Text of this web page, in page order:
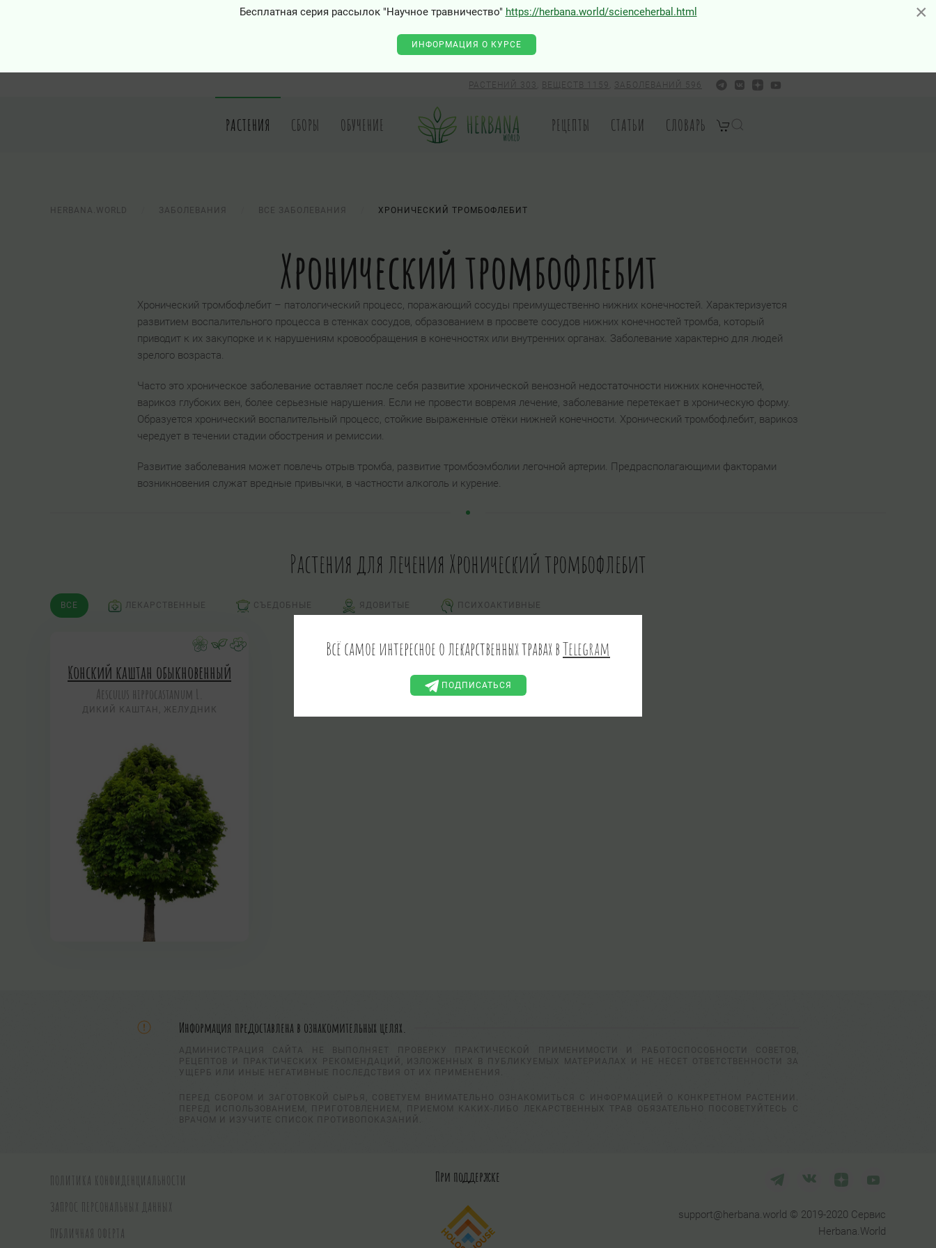
×
Бесплатная серия рассылок "Научное травничество" https://herbana.world/scienceherbal.html
ИНФОРМАЦИЯ О КУРСЕ
РАСТЕНИЙ 303 ВЕЩЕСТВ 1159 ЗАБОЛЕВАНИЙ 596
РАСТЕНИЯ СБОРЫ ОБУЧЕНИЕ РЕЦЕПТЫ СТАТЬИ СЛОВАРЬ
HERBANA.WORLD ЗАБОЛЕВАНИЯ ВСЕ ЗАБОЛЕВАНИЯ ХРОНИЧЕСКИЙ ТРОМБОФЛЕБИТ
Хронический тромбофлебит
Хронический тромбофлебит – патологический процесс, поражающий сосуды преимущественно нижних конечностей. Характеризуется
развитием воспалительного процесса в стенках сосудов, образованием в просвете сосудов нижних конечностей тромба, который
приводит к их закупорке и к нарушениям кровообращения в конечностях или внутренних органах. Заболевание характерно для людей
зрелого возраста.
Часто это хроническое заболевание оставляет после себя развитие хронической венозной недостаточности нижних конечностей,
варикоз глубоких вен, более серьезные нарушения. Если не провести вовремя лечение, заболевание перетекает в хроническую форму.
Образуется хронический воспалительный процесс, стойкие выраженные отёки нижней конечности. Хронический тромбофлебит, варикоз
чередует в течении стадии обострения и ремиссии.
Развитие заболевания может повлечь отрыв тромба, развитие тромбоэмболии легочной артерии. Предрасполагающими факторами
возникновения служат вредные привычки, в частности алкоголь и курение.
Растения для лечения Хронический тромбофлебит
ВСЕ ЛЕКАРСТВЕННЫЕ СЪЕДОБНЫЕ ЯДОВИТЫЕ ПСИХОАКТИВНЫЕ
Конский каштан обыкновенный
Aesculus hippocastanum L.
ДИКИЙ КАШТАН, ЖЕЛУДНИК
Информация предоставлена в ознакомительных целях.
АДМИНИСТРАЦИЯ САЙТА НЕ ВЫПОЛНЯЕТ ПРОВЕРКУ ПРАКТИЧЕСКОЙ ПРИМЕНИМОСТИ И РАБОТОСПОСОБНОСТИ СОВЕТОВ,
РЕЦЕПТОВ И ПРАКТИЧЕСКИХ РЕКОМЕНДАЦИЙ, ИЗЛОЖЕННЫХ В ПУБЛИКУЕМЫХ МАТЕРИАЛАХ И НЕ НЕСЕТ ОТВЕТСТВЕННОСТИ ЗА
УЩЕРБ ИЛИ ИНЫЕ НЕГАТИВНЫЕ ПОСЛЕДСТВИЯ ОТ ИХ ПРИМЕНЕНИЯ.
ПЕРЕД СБОРОМ И ЗАГОТОВКОЙ СЫРЬЯ, СОВЕТУЕМ ВНИМАТЕЛЬНО ОЗНАКОМИТЬСЯ С ИНФОРМАЦИЕЙ О КОНКРЕТНОМ РАСТЕНИИ.
ПЕРЕД ИСПОЛЬЗОВАНИЕМ, ПРИГОТОВЛЕНИЕМ, ПРИЕМОМ КАКИХ-ЛИБО ЛЕКАРСТВЕННЫХ ТРАВ ОБЯЗАТЕЛЬНО ПОСОВЕТУЙТЕСЬ С
ВРАЧОМ И ИЗУЧИТЕ СПИСОК ПРОТИВОПОКАЗАНИЙ.
ПОЛИТИКА КОНФИДЕНЦИАЛЬНОСТИ
ЗАПРОС ПЕРСОНАЛЬНЫХ ДАННЫХ
ПУБЛИЧНАЯ ОФЕРТА
При поддержке
support@herbana.world © 2019-2020 Сервис
Herbana.World
×
Всё самое интересное о лекарственных травах вTelegram
ПОДПИСАТЬСЯ